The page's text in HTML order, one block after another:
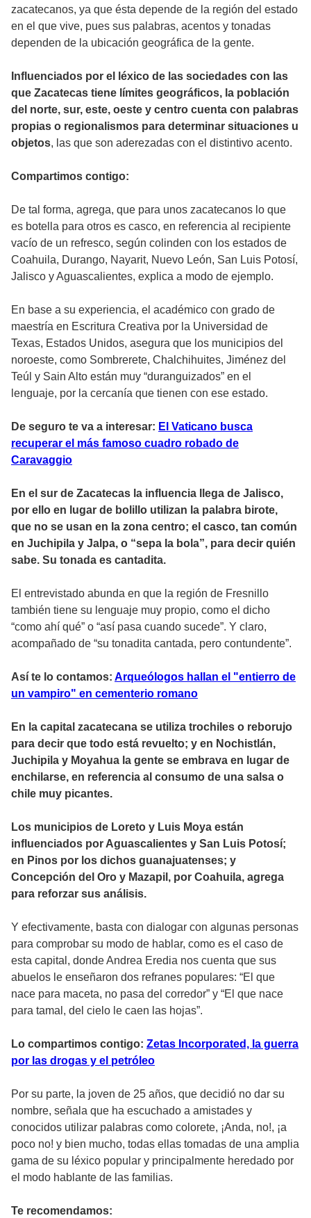
zacatecanos, ya que ésta depende de la región del estado
en el que vive, pues sus palabras, acentos y tonadas
dependen de la ubicación geográfica de la gente.
Influenciados por el léxico de las sociedades con las
que Zacatecas tiene límites geográficos, la población
del norte, sur, este, oeste y centro cuenta con palabras
propias o regionalismos para determinar situaciones u
objetos, las que son aderezadas con el distintivo acento.
Compartimos contigo:
De tal forma, agrega, que para unos zacatecanos lo que
es botella para otros es casco, en referencia al recipiente
vacío de un refresco, según colinden con los estados de
Coahuila, Durango, Nayarit, Nuevo León, San Luis Potosí,
Jalisco y Aguascalientes, explica a modo de ejemplo.
En base a su experiencia, el académico con grado de
maestría en Escritura Creativa por la Universidad de
Texas, Estados Unidos, asegura que los municipios del
noroeste, como Sombrerete, Chalchihuites, Jiménez del
Teúl y Sain Alto están muy “duranguizados” en el
lenguaje, por la cercanía que tienen con ese estado.
De seguro te va a interesar: El Vaticano busca
recuperar el más famoso cuadro robado de
Caravaggio
En el sur de Zacatecas la influencia llega de Jalisco,
por ello en lugar de bolillo utilizan la palabra birote,
que no se usan en la zona centro; el casco, tan común
en Juchipila y Jalpa, o “sepa la bola”, para decir quién
sabe. Su tonada es cantadita.
El entrevistado abunda en que la región de Fresnillo
también tiene su lenguaje muy propio, como el dicho
“como ahí qué” o “así pasa cuando sucede”. Y claro,
acompañado de “su tonadita cantada, pero contundente”.
Así te lo contamos: Arqueólogos hallan el "entierro de
un vampiro" en cementerio romano
En la capital zacatecana se utiliza trochiles o reborujo
para decir que todo está revuelto; y en Nochistlán,
Juchipila y Moyahua la gente se embrava en lugar de
enchilarse, en referencia al consumo de una salsa o
chile muy picantes.
Los municipios de Loreto y Luis Moya están
influenciados por Aguascalientes y San Luis Potosí;
en Pinos por los dichos guanajuatenses; y
Concepción del Oro y Mazapil, por Coahuila, agrega
para reforzar sus análisis.
Y efectivamente, basta con dialogar con algunas personas
para comprobar su modo de hablar, como es el caso de
esta capital, donde Andrea Eredia nos cuenta que sus
abuelos le enseñaron dos refranes populares: “El que
nace para maceta, no pasa del corredor” y “El que nace
para tamal, del cielo le caen las hojas”.
Lo compartimos contigo: Zetas Incorporated, la guerra
por las drogas y el petróleo
Por su parte, la joven de 25 años, que decidió no dar su
nombre, señala que ha escuchado a amistades y
conocidos utilizar palabras como colorete, ¡Anda, no!, ¡a
poco no! y bien mucho, todas ellas tomadas de una amplia
gama de su léxico popular y principalmente heredado por
el modo hablante de las familias.
Te recomendamos: